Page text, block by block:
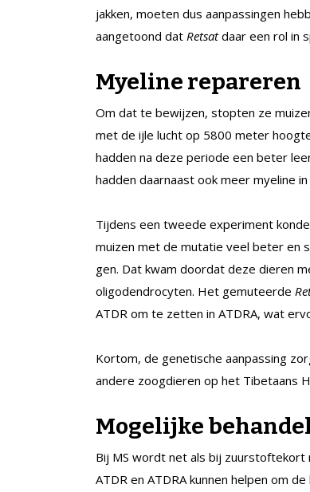
jakken, moeten dus aanpassingen
aangetoond dat Retsatdaar een rol in
Myeline repareren
Om dat te bewijzen, stopten ze
met de ijle lucht op 5800 meter
hadden na deze periode een beter
hadden daarnaast ook meer myeline in
Tijdens een tweede experiment
muizen met de mutatie veel beter en
gen. Dat kwam doordat deze dieren
oligodendrocyten. Het gemuteerde
ATDR om te zetten in ATDRA, wat
Kortom, de genetische aanpassing
andere zoogdieren op het Tibetaans
Mogelijke
Bij MS wordt net als bij zuurstoftekort
ATDR en ATDRA kunnen helpen om